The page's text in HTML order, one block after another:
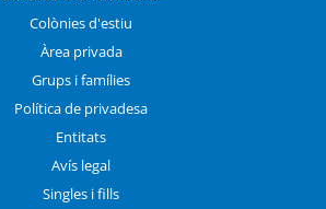
Colònies d'estiu
Àrea privada
Grups i famílies
Política de privadesa
Entitats
Avís legal
Singles i fills